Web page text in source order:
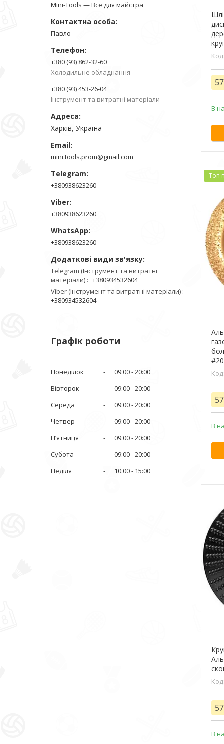
Mini-Tools — Все для майстра
Павло
+380 (93) 862-32-60
Холодильне обладнання
+380 (93) 453-26-04
Інструмент та витратні матеріали
Харків, Україна
mini.tools.prom@gmail.com
+380938623260
+380938623260
+380938623260
Telegram (Інструмент та витратні
матеріали)
+380934532604
Viber (Інструмент та витратні матеріали)
+380934532604
Графік роботи
Понеділок 09:00 20:00
Вівторок
09:00 20:00
Середа
09:00 20:00
Четвер
09:00 20:00
Пʼятниця
09:00 20:00
Субота
09:00 20:00
Неділя
10:00 15:00
В
Топ
#20
В
В